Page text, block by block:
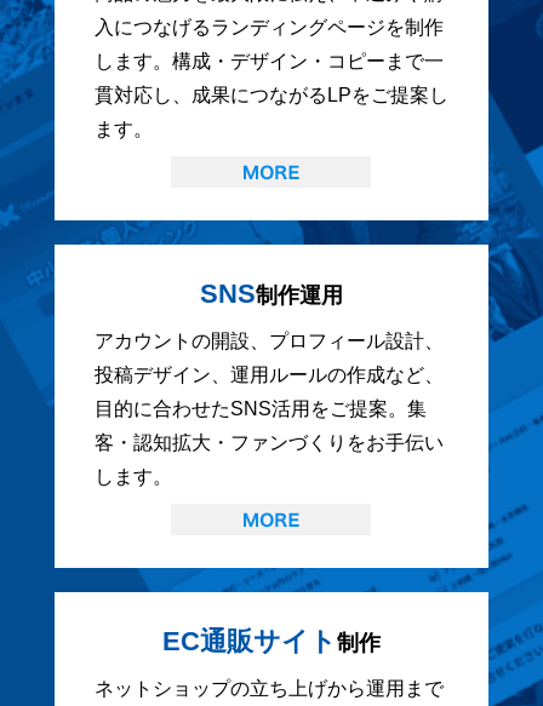
入につなげるランディングページを制作
します。構成・デザイン・コピーまで一
貫対応し、成果につながるLPをご提案し
ます。
SNS制作運用
アカウントの開設、プロフィール設計、
投稿デザイン、運用ルールの作成など、
目的に合わせたSNS活用をご提案。集
客・認知拡大・ファンづくりをお手伝い
します。
EC通販サイト 制作
ネットショップの立ち上げから運用まで